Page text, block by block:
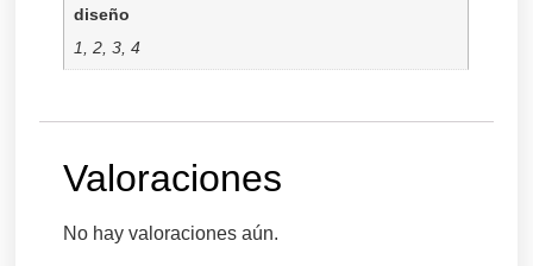
diseño
1, 2, 3, 4
Valoraciones
No hay valoraciones aún.